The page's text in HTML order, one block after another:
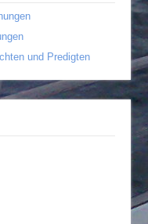
und Predigten